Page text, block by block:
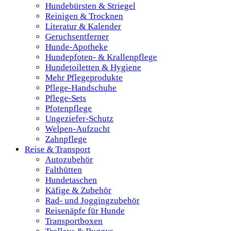
Hundebürsten & Striegel
Reinigen & Trocknen
Literatur & Kalender
Geruchsentferner
Hunde-Apotheke
Hundepfoten- & Krallenpflege
Hundetoiletten & Hygiene
Mehr Pflegeprodukte
Pflege-Handschuhe
Pflege-Sets
Pfotenpflege
Ungeziefer-Schutz
Welpen-Aufzucht
Zahnpflege
Reise & Transport
Autozubehör
Falthütten
Hundetaschen
Käfige & Zubehör
Rad- und Joggingzubehör
Reisenäpfe für Hunde
Transportboxen